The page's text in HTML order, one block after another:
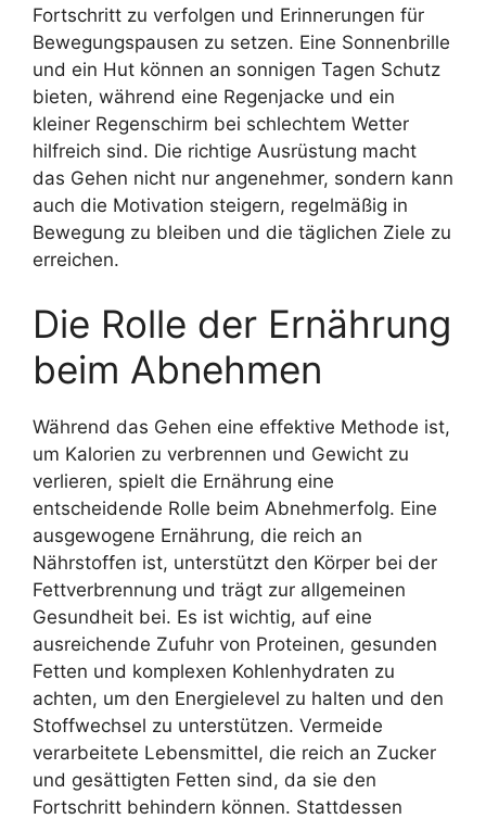
Fortschritt zu verfolgen und Erinnerungen für
Bewegungspausen zu setzen. Eine Sonnenbrille
und ein Hut können an sonnigen Tagen Schutz
bieten, während eine Regenjacke und ein
kleiner Regenschirm bei schlechtem Wetter
hilfreich sind. Die richtige Ausrüstung macht
das Gehen nicht nur angenehmer, sondern kann
auch die Motivation steigern, regelmäßig in
Bewegung zu bleiben und die täglichen Ziele zu
erreichen.
Die Rolle der Ernährung
beim Abnehmen
Während das Gehen eine effektive Methode ist,
um Kalorien zu verbrennen und Gewicht zu
verlieren, spielt die Ernährung eine
entscheidende Rolle beim Abnehmerfolg. Eine
ausgewogene Ernährung, die reich an
Nährstoffen ist, unterstützt den Körper bei der
Fettverbrennung und trägt zur allgemeinen
Gesundheit bei. Es ist wichtig, auf eine
ausreichende Zufuhr von Proteinen, gesunden
Fetten und komplexen Kohlenhydraten zu
achten, um den Energielevel zu halten und den
Stoffwechsel zu unterstützen. Vermeide
verarbeitete Lebensmittel, die reich an Zucker
und gesättigten Fetten sind, da sie den
Fortschritt behindern können. Stattdessen